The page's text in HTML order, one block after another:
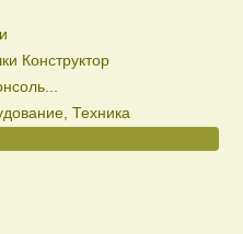
Конструктор
Техника